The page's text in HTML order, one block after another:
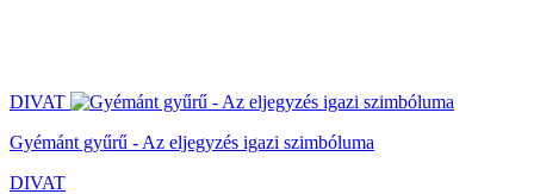
DIVAT
Gyémánt gyűrű - Az eljegyzés igazi szimbóluma
DIVAT